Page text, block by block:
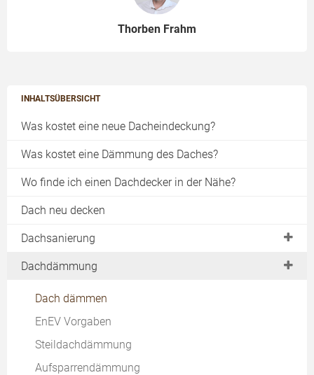
INHALTSÜBERSICHT
Was kostet eine neue Dacheindeckung?
Was kostet eine Dämmung des Daches?
Wo finde ich einen Dachdecker in der Nähe?
Dach neu decken
Dachsanierung
Dachstuhl
Dachdämmung
Dach dämmen
EnEV Vorgaben
Steildachdämmung
Aufsparrendämmung
Thorben Frahm